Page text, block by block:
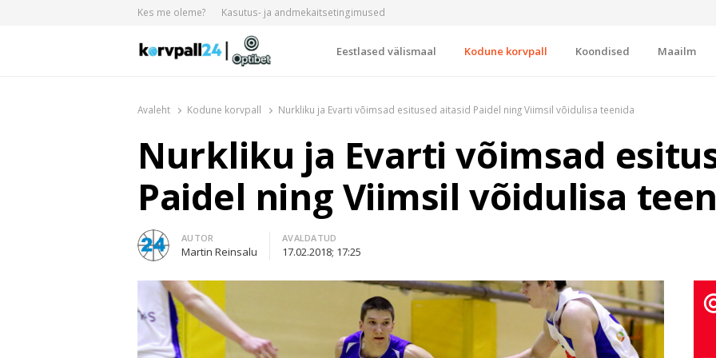
Kes me oleme? Kasutus- ja andmekaitsetingimused
Eestlased välismaal Kodune korvpall Koondised Maailm
Avaleht Kodune korvpall Nurkliku ja Evarti võimsad esitused aitasid Paidel ning Viimsil võidulisa teenida
Nurkliku ja Evarti võimsad
Paidel ning Viimsil võidulisa
Author
AUTOR
Martin Reinsalu
AVALDATUD
17.02.2018; 17:25